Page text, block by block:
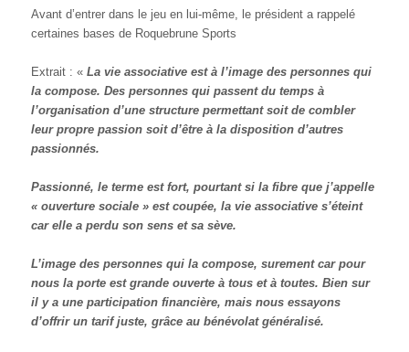
Avant d’entrer dans le jeu en lui-même, le président a rappelé
certaines bases de Roquebrune Sports
Extrait : «La vie associative est à l’image des personnes qui
la compose. Des personnes qui passent du temps à
l’organisation d’une structure permettant soit de combler
leur propre passion soit d’être à la disposition d’autres
passionnés.
Passionné, le terme est fort, pourtant si la fibre que j’appelle
« ouverture sociale » est coupée, la vie associative s’éteint
car elle a perdu son sens et sa sève.
L’image des personnes qui la compose, surement car pour
nous la porte est grande ouverte à tous et à toutes. Bien sur
il y a une participation financière, mais nous essayons
d’offrir un tarif juste, grâce au bénévolat généralisé.